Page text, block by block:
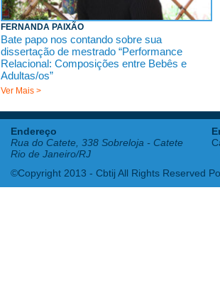
FERNANDA PAIXÃO
Bate papo nos contando sobre sua
dissertação de mestrado “Performance
Relacional: Composições entre Bebês e
Adultas/os”
Ver Mais >
Endereço
Rua do Catete, 338 Sobreloja - Catete
Rio de Janeiro/RJ
©Copyright 2013 - Cbtij All Rights Reserved